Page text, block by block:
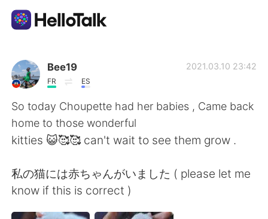
App di scambio linguistico
AI Grammar Checker
Italiano
English 简体中文
繁體中文 Español
Bee19
FR ES
2021.03.10 23:42
So today Choupette had her babies , Came back
home to those wonderful
kitties 😺🥰🥰 can't wait to see them grow .
私の猫には赤ちゃんがいました ( please let me
know if this is correct )